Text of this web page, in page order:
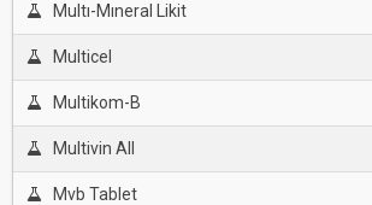
Multı-Mıneral Likit
Multicel
Multikom-B
Multivin All
Mvb Tablet